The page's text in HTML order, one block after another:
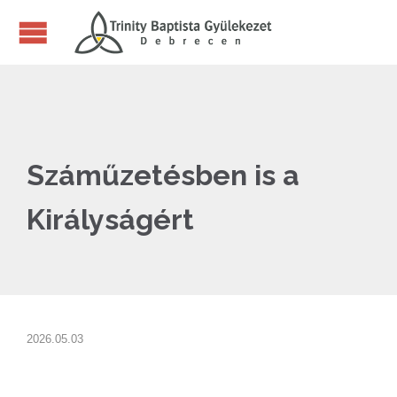
Száműzetésben is a
Királyságért
2026.05.03